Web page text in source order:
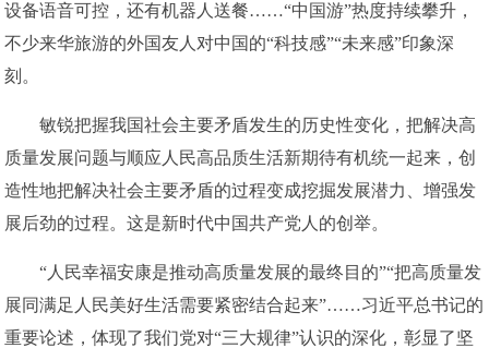
设备语音可控，还有机器人送餐……“中国游”热度持续攀升，
不少来华旅游的外国友人对中国的“科技感”“未来感”印象深
刻。
敏锐把握我国社会主要矛盾发生的历史性变化，把解决高
质量发展问题与顺应人民高品质生活新期待有机统一起来，创
造性地把解决社会主要矛盾的过程变成挖掘发展潜力、增强发
展后劲的过程。这是新时代中国共产党人的创举。
“人民幸福安康是推动高质量发展的最终目的”“把高质量发
展同满足人民美好生活需要紧密结合起来”……习近平总书记的
重要论述，体现了我们党对“三大规律”认识的深化，彰显了坚